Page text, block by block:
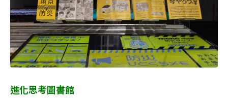
進化思考圖書館